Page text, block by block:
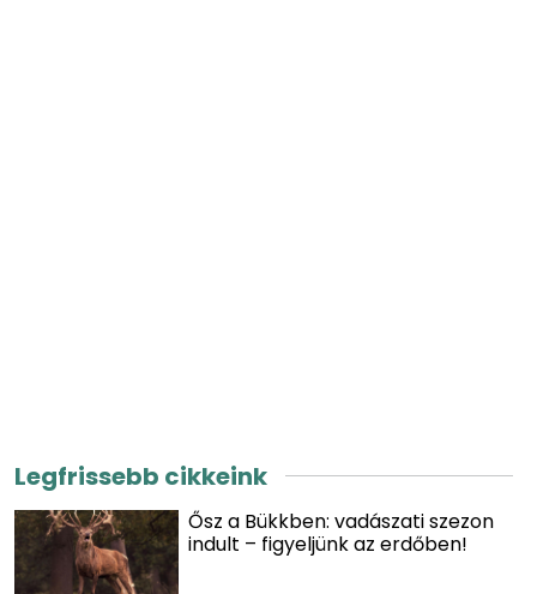
Legfrissebb cikkeink
Ősz a Bükkben: vadászati szezon
indult – figyeljünk az erdőben!